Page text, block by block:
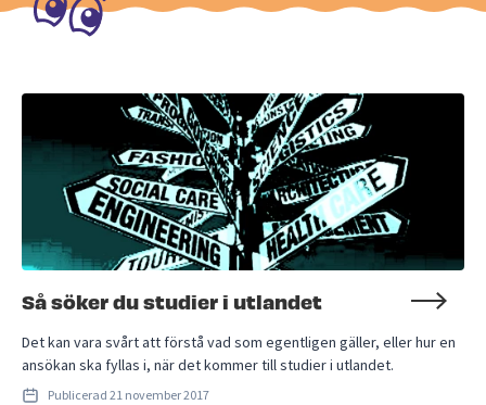
Så söker du studier i utlandet
Det kan vara svårt att förstå vad som egentligen gäller, eller hur en
ansökan ska fyllas i, när det kommer till studier i utlandet.
Publicerad 21 november 2017